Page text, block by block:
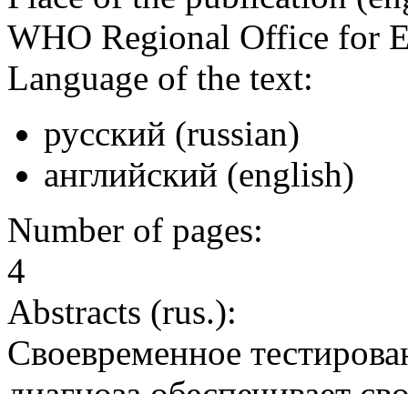
WHO Regional Office for
Language of the text:
русский (russian)
английский (english)
Number of pages:
4
Abstracts (rus.):
Своевременное